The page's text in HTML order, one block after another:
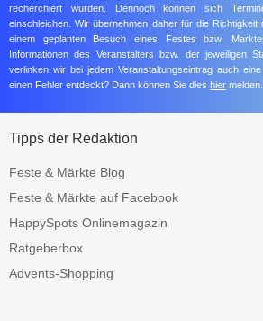
recherchiert wurden. Dennoch können sich
einschleichen. Wir übernehmen daher für die Richtigkeit
einem geplanten Besuch eines Festes bzw.
Informationen des Veranstalters bzw. der jeweiligen
verlinken wir bei jedem Veranstaltungseintrag auch
einen Fehler entdeckt? Dann können Sie dies hier melden.
Tipps der Redaktion
Feste & Märkte Blog
Feste & Märkte auf Facebook
HappySpots Onlinemagazin
Ratgeberbox
Advents-Shopping